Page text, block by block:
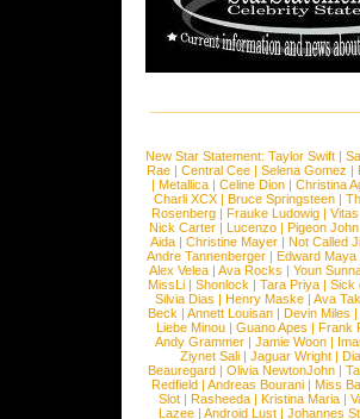
New Star Statement: Taylor Swift |
Rae| Central Cee| Selena Gomez |
| Metallica | Celine Dion | Christina
Charli XCX| Bruce Springsteen|
Rosenberg | Frauke Ludowig | Vitas
Nick Carter | Lucenzo | Pigeon John
Aida| Christine Mayer| Not Called
Andre Tannenberger | Edward Maya
Alex Velea | Ava Rocks | Youn
MissLi | Shonlock | Tara Priya | Sick
Silvia Dias | Henry Maske| Ava
Beck | Annett Louisan| Devin Miles |
Liebe Minou| Guano Apes | Frank
Andy Grammer| Jamie Woon|
Ziynet Sali| Jaguar Wright|
Beauregard| Olivia NewtonJohn|
Redfield | Andreas Bourani | Miss
Slot | Rasheeda | Kristina Maria |
Lazee | Android Lust | Johannes